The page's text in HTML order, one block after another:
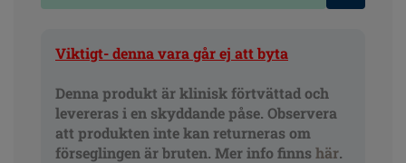
Viktigt- denna vara går ej att byta
Denna produkt är klinisk förtvättad och
levereras i en skyddande påse. Observera
att produkten inte kan returneras om
förseglingen är bruten. Mer info finnshär.